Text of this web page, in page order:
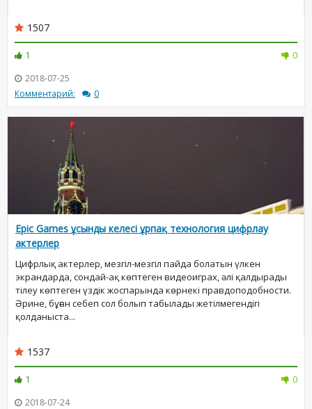
1507
1
0
2018-07-25
Комментарий:
0
Epic Games ұсынды келесі ұрпақ технология цифрлау
актерлер
Цифрлық актерлер, мезгіл-мезгіл пайда болатын үлкен
экрандарда, сондай-ақ көптеген видеоиграх, әлі қалдырады
тілеу көптеген үздік жоспарында көрнекі правдоподобности.
Әрине, бұған себеп сол болып табылады жетілмегендігі
қолданыста...
1537
1
0
2018-07-24